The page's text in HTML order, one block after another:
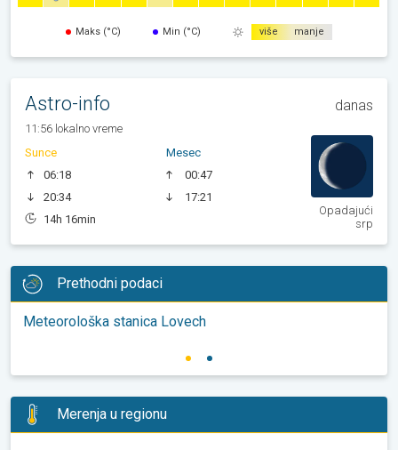
Maks (°C) Min (°C) više manje
Astro-info danas
11:56 lokalno vreme
Sunce
06:18
20:34
14h 16min
Mesec
00:47
17:21
Opadajući
srp
Prethodni podaci
Meteorološka stanica Lovech
Merenja u regionu